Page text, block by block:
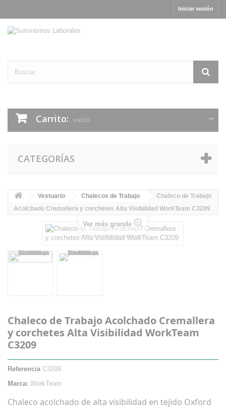
Iniciar sesión
Carrito: vacío
CATEGORÍAS
Vestuario Chalecos de Trabajo
Chaleco de Trabajo
Acolchado Cremallera y corchetes Alta Visibilidad WorkTeam C3209
Ver más grande
Chaleco de Trabajo Acolchado Cremallera
y corchetes Alta Visibilidad WorkTeam
C3209
Referencia C3209
Marca: WorkTeam
Chaleco acolchado de alta visibilidad en tejido Oxford